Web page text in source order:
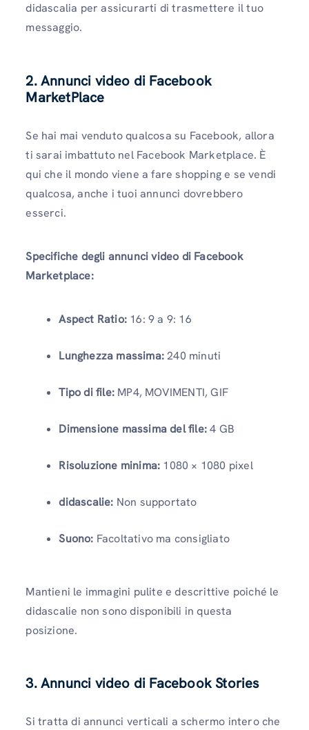
didascalia per assicurarti di trasmettere il tuo
messaggio.
2. Annunci video di Facebook
MarketPlace
Se hai mai venduto qualcosa su Facebook, allora
ti sarai imbattuto nel Facebook Marketplace. È
qui che il mondo viene a fare shopping e se vendi
qualcosa, anche i tuoi annunci dovrebbero
esserci.
Specifiche degli annunci video di Facebook
Marketplace:
Aspect Ratio: 16: 9 a 9: 16
Lunghezza massima:240 minuti
Tipo di file: MP4, MOVIMENTI, GIF
Dimensione massima del file:4 GB
Risoluzione minima: 1080 × 1080 pixel
didascalie: Non supportato
Suono: Facoltativo ma consigliato
Mantieni le immagini pulite e descrittive poiché le
didascalie non sono disponibili in questa
posizione.
3. Annunci video di Facebook Stories
Si tratta di annunci verticali a schermo intero che